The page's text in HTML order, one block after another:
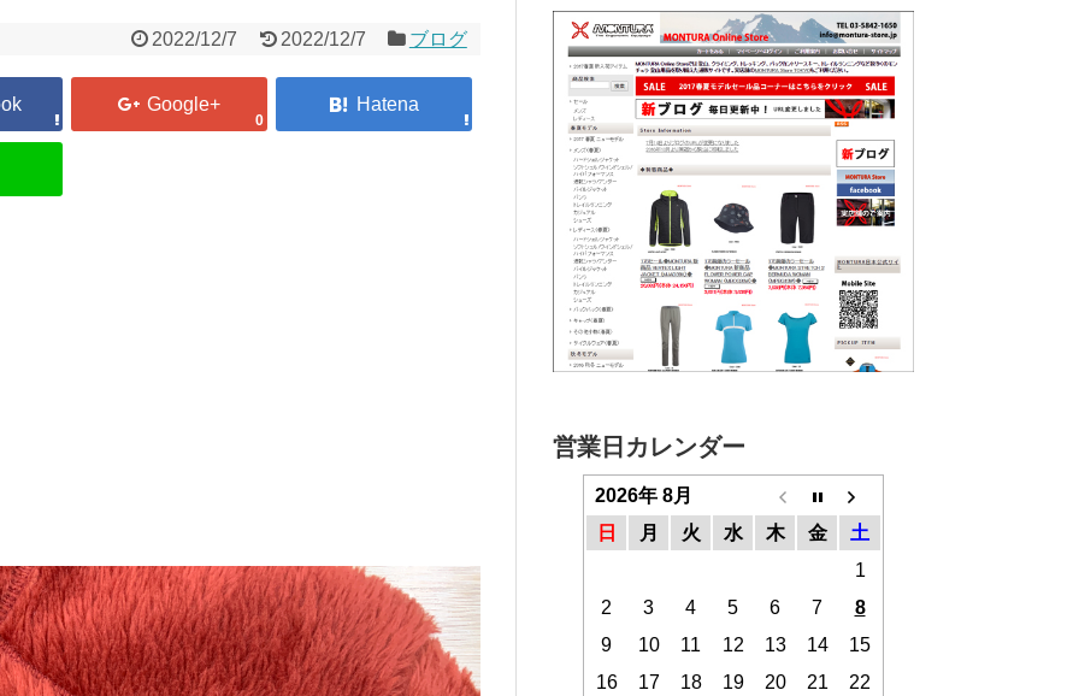
2022/12/7 2022/12/7 ブログ
0
営業日カレンダー
2026年 8月
日
月 火 水 木 金
土
1
2
3 4 5 6 7
8
9
10 11 12 13 14
15
16
17 18 19 20 21 22